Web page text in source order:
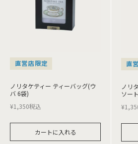
直営店限定
ノリタケティー ティーバッグ(ウ
バ 6袋)
¥1,350税込
カートに入れる
直
ノリ
ソー
¥